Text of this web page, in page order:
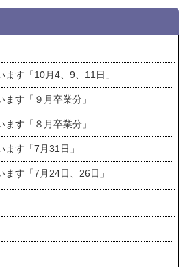
す「10月4、9、11日」
す「９月卒業分」
す「８月卒業分」
す「7月31日」
す「7月24日、26日」